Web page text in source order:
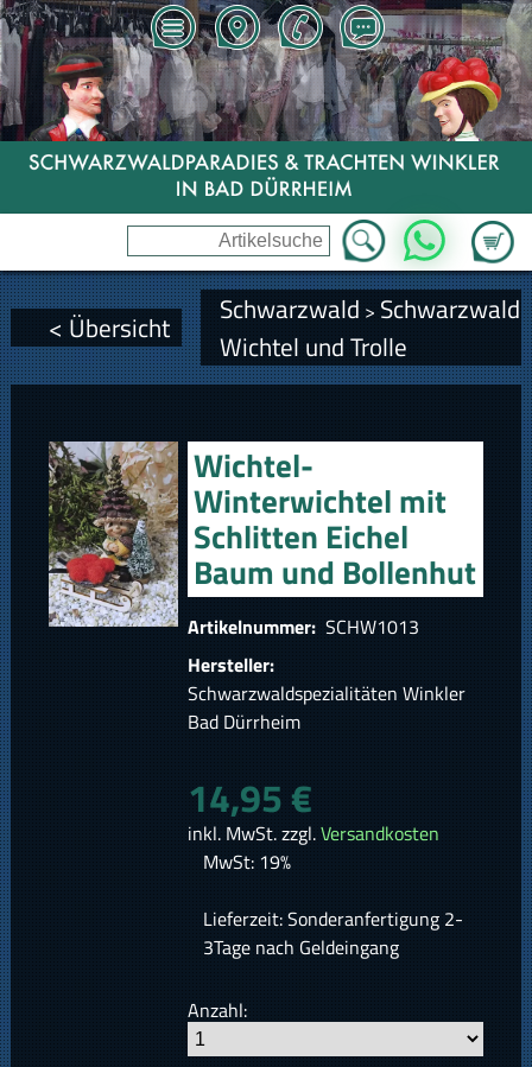
Zum
WhatsApp
< Übersicht Schwarzwald > Schwarzwald
Wichtel und Trolle
Wichtel-
Winterwichtel mit
Schlitten Eichel
Baum und Bollenhut
Artikelnummer: SCHW1013
Hersteller:
Schwarzwaldspezialitäten Winkler
Bad Dürrheim
14,95 €
inkl. MwSt. zzgl.Versandkosten
MwSt: 19%
Lieferzeit: Sonderanfertigung 2-
3Tage nach Geldeingang
Anzahl: